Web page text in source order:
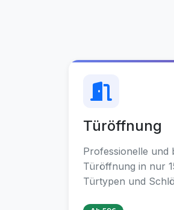
Türöffnung
Professionelle und
Türöffnung in nur
Türtypen und